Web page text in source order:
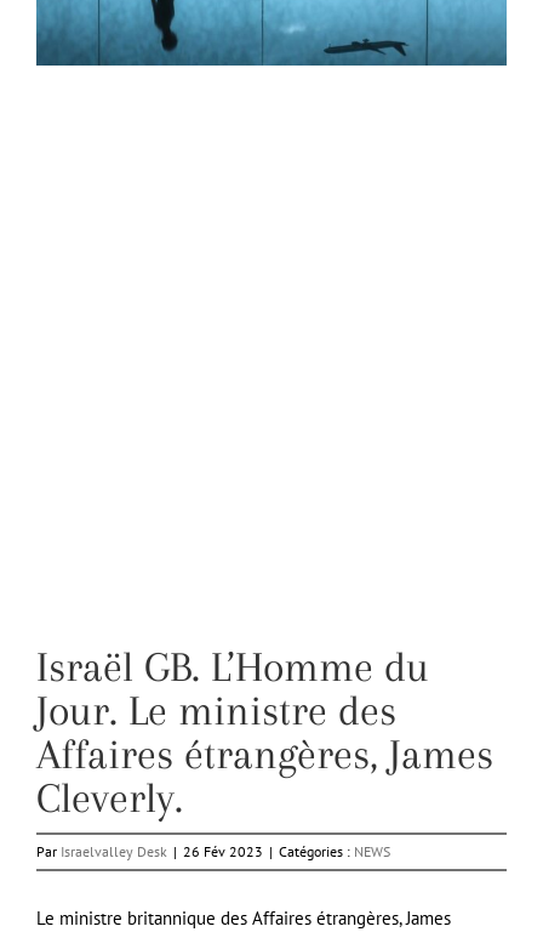
Israël GB. L’Homme du
Jour. Le ministre des
Affaires étrangères, James
Cleverly.
Par Israelvalley Desk | 26 Fév 2023 | Catégories : NEWS
Le ministre britannique des Affaires étrangères, James